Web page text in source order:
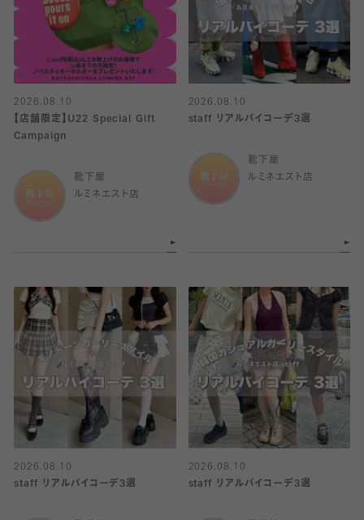
2026.08.10
【店舗限定】U22 Special Gift
Campaign
靴下屋
ルミネエスト店
2026.08.10
staff リアルバイコーデ3選
靴下屋
ルミネエスト店
2026.08.10
staff リアルバイコーデ3選
2026.08.10
staff リアルバイコーデ3選